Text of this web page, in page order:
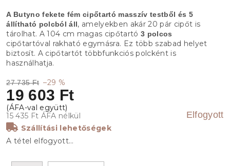
27 735 Ft –29 %
19 603 Ft
15 435 Ft ÁFA nélkül Elfogyott
Szállítási lehetőségek
A tétel elfogyott…
A Butyno fekete fém cipőtartó masszív testből és 5
állítható polcból áll, amelyekben akár 20 pár cipőt is
tárolhat. A 104 cm magas cipőtartó 3 polcos
cipőtartóval rakható egymásra. Ez több szabad helyet
biztosít. A cipőtartót többfunkciós polcként is
használhatja.